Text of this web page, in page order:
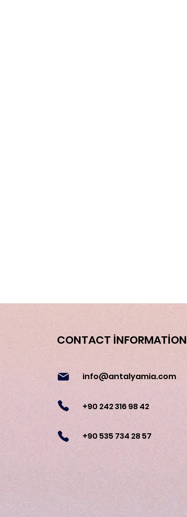
CONTACT İNFORMATİON
info@antalyamia.com
+90 242 316 98 42
+90 535 734 28 57